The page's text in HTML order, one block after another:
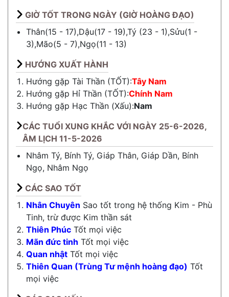
GIỜ TỐT TRONG NGÀY (GIỜ HOÀNG ĐẠO)
Thân(15 - 17),Dậu(17 - 19),Tý (23 - 1),Sửu(1 -
3),Mão(5 - 7),Ngọ(11 - 13)
HƯỚNG XUẤT HÀNH
Hướng gặp Tài Thần (TỐT):Tây Nam
Hướng gặp Hỉ Thần (TỐT):Chính Nam
Hướng gặp Hạc Thần (Xấu):Nam
CÁC TUỔI XUNG KHẮC VỚI NGÀY 25-6-2026,
ÂM LỊCH 11-5-2026
Nhâm Tý, Bính Tý, Giáp Thân, Giáp Dần, Bính
Ngọ, Nhâm Ngọ
CÁC SAO TỐT
Nhân Chuyên Sao tốt trong hệ thống Kim - Phù
Tinh, trừ được Kim thần sát
Thiên Phúc Tốt mọi việc
Mãn đức tinh Tốt mọi việc
Quan nhật Tốt mọi việc
Thiên Quan (Trùng Tư mệnh hoàng đạo) Tốt
mọi việc